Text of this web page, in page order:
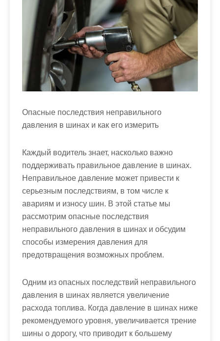
Опасные последствия неправильного
давления в шинах и как его измерить
Каждый водитель знает, насколько важно
поддерживать правильное давление в шинах.
Неправильное давление может привести к
серьезным последствиям, в том числе к
авариям и износу шин. В этой статье мы
рассмотрим опасные последствия
неправильного давления в шинах и обсудим
способы измерения давления для
предотвращения возможных проблем.
Одним из опасных последствий неправильного
давления в шинах является увеличение
расхода топлива. Когда давление в шинах ниже
рекомендуемого уровня, увеличивается трение
шины о дорогу, что приводит к большему